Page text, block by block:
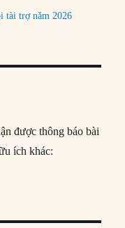
tài trợ năm 2026
được thông báo bài
ích khác: